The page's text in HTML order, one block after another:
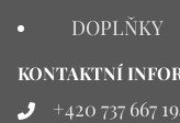
DOPLŇKY
KONTAKTNÍ
+420 737 667